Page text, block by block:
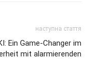
наступна стаття
Ein Game-Changer im
mit alarmierenden